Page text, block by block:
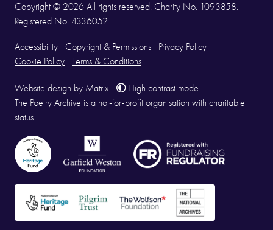
Copyright © 2026 All rights reserved. Charity No. 1093858.
Registered No. 4336052
Accessibility Copyright & Permissions
Privacy Policy
Cookie Policy
Terms & Conditions
Website design by Matrix
High contrast mode
The Poetry Archive is a not-for-profit organisation with charitable
status.